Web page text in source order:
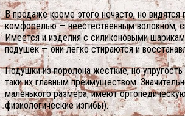
В продаже кроме этого нечасто, но видятся
комфорелью — неестественным волокном,
Имеется и изделия с силиконовыми
подушек — они легко стираются и
Подушки из поролона жёсткие, но
таки их главным преимуществом.
маленького размера, имеют
физиологические изгибы).